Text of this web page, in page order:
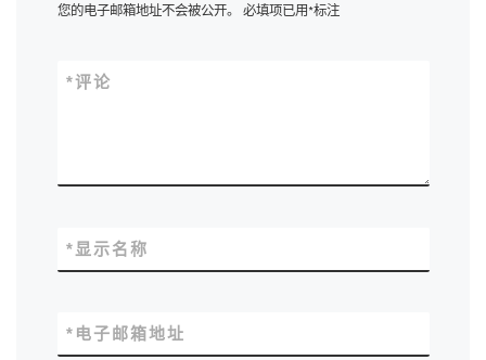
您的电子邮箱地址不会被公开。 必填项已用*标注
评论
*
显示名称
*
电子邮箱地址
*